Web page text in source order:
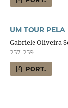
UM TOUR
Gabriele Oliveira
257-259
PORT.